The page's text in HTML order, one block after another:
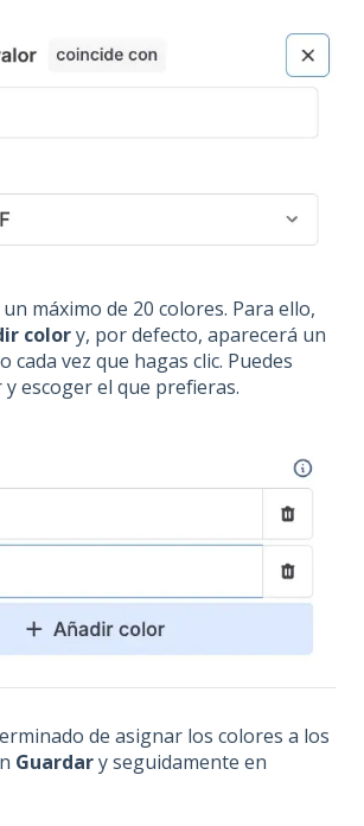
máximo de 20 colores. Para ello,
colory, por defecto, aparecerá un
cada vez que hagas clic. Puedes
escoger el que prefieras.
de asignar los colores a los
Guardary seguidamente en